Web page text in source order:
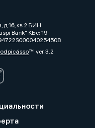
д.16, кв.2 БИН
Bank" КБе: 19
ver. 3.2